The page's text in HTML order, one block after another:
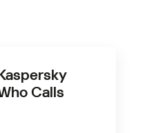
Calls